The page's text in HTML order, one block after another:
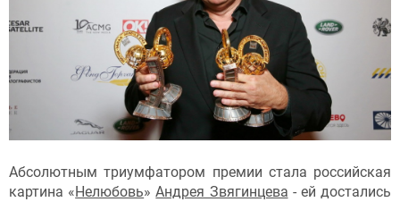
Абсолютным триумфатором премии стала российская
картина «Нелюбовь»Андрея Звягинцева - ей достались